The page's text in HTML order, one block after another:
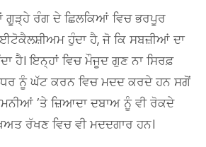
ਗੂੜ੍ਹੇ ਰੰਗ ਦੇ ਛਿਲਕਿਆਂ ਵਿਚ ਭਰਪੂਰ
ਹੁੰਦਾ ਹੈ, ਜੋ ਕਿ ਸਬਜ਼ੀਆਂ ਦਾ
ਹੈ। ਇਨ੍ਹਾਂ ਵਿਚ ਮੌਜੂਦ ਗੁਣ ਨਾ ਸਿਰਫ਼
ਨੂੰ ਘੱਟ ਕਰਨ ਵਿਚ ਮਦਦ ਕਰਦੇ ਹਨ ਸਗੋਂ
’ਤੇ ਜ਼ਿਆਦਾ ਦਬਾਅ ਨੂੰ ਵੀ ਰੋਕਦੇ
ਰੱਖਣ ਵਿਚ ਵੀ ਮਦਦਗਾਰ ਹਨ।